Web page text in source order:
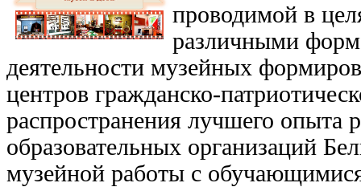
проводимой в
различными
деятельности музейных
центров гражданско-
распространения лучшего опыта
образовательных организаций
музейной работы с